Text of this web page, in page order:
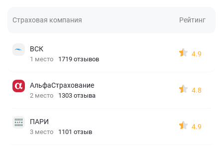
Страховая компания Рейтинг
ВСК
1 место 1719 отзывов
4.9
АльфаСтрахование
2 место 1303 отзыва
4.8
ПАРИ
3 место 1101 отзыв
4.9